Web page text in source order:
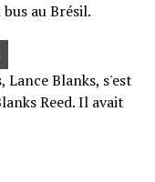
au Brésil.
Lance Blanks, s'est
Reed. Il avait